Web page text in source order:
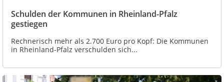
Schulden der Kommunen in Rheinland-Pfalz
gestiegen
Rechnerisch mehr als 2.700 Euro pro Kopf: Die Kommunen
in Rheinland-Pfalz verschulden sich...